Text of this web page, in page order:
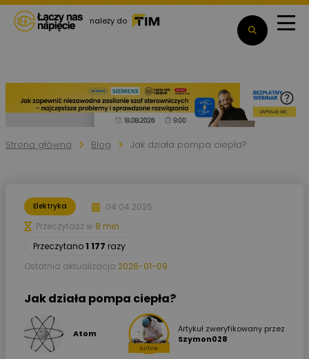
należy do
Strona główna Blog Jak działa pompa ciepła?
Elektryka
04.04.2025
Przeczytasz w 8 min.
Przeczytano1 177 razy
Ostatnia aktualizacja 2026-01-09
Jak działa pompa ciepła?
Atom
Artykuł zweryfikowany przez
Szymon028